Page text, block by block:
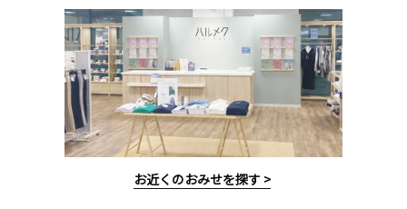
お近くのおみせを探す >